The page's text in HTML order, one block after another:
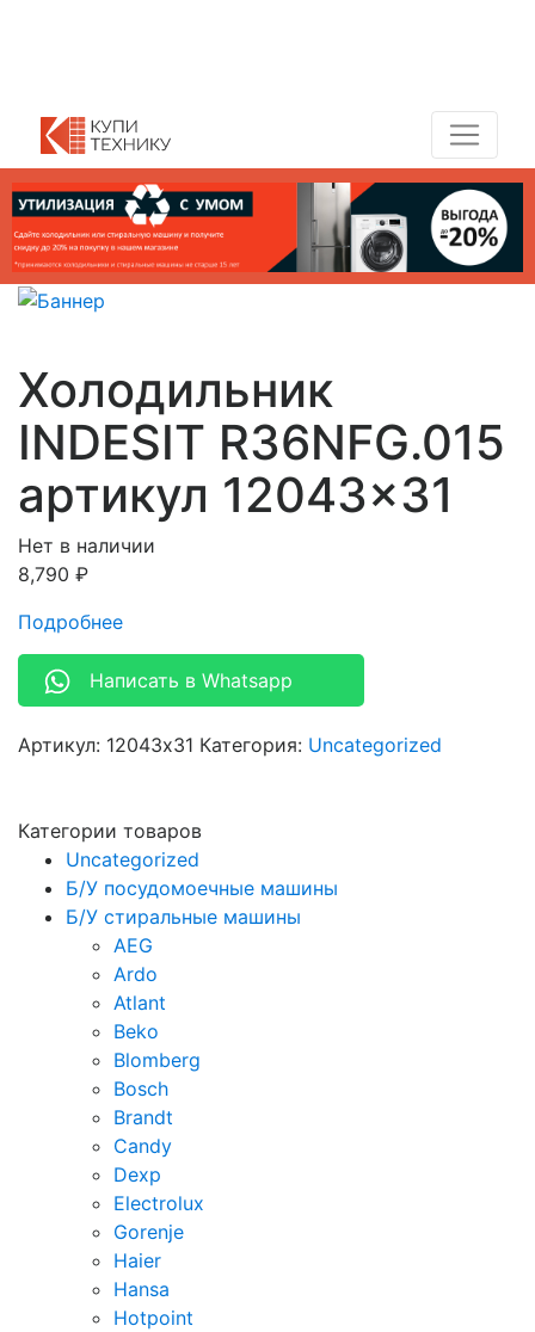
Холодильник
INDESIT R36NFG.015
артикул 12043×31
Нет в наличии
8,790 ₽
Подробнее
Написать в Whatsapp
Артикул: 12043x31 Категория: Uncategorized
Категории товаров
Uncategorized
Б/У посудомоечные машины
Б/У стиральные машины
AEG
Ardo
Atlant
Beko
Blomberg
Bosch
Brandt
Candy
Dexp
Electrolux
Gorenje
Haier
Hansa
Hotpoint